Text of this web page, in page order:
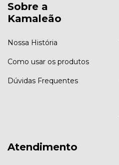
Sobre a
Kamaleão
Nossa História
Como usar os produtos
Dúvidas Frequentes
Atendimento